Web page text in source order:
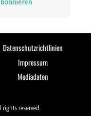
Datenschutzrichtlinien
Impressum
Mediadaten
reserved.